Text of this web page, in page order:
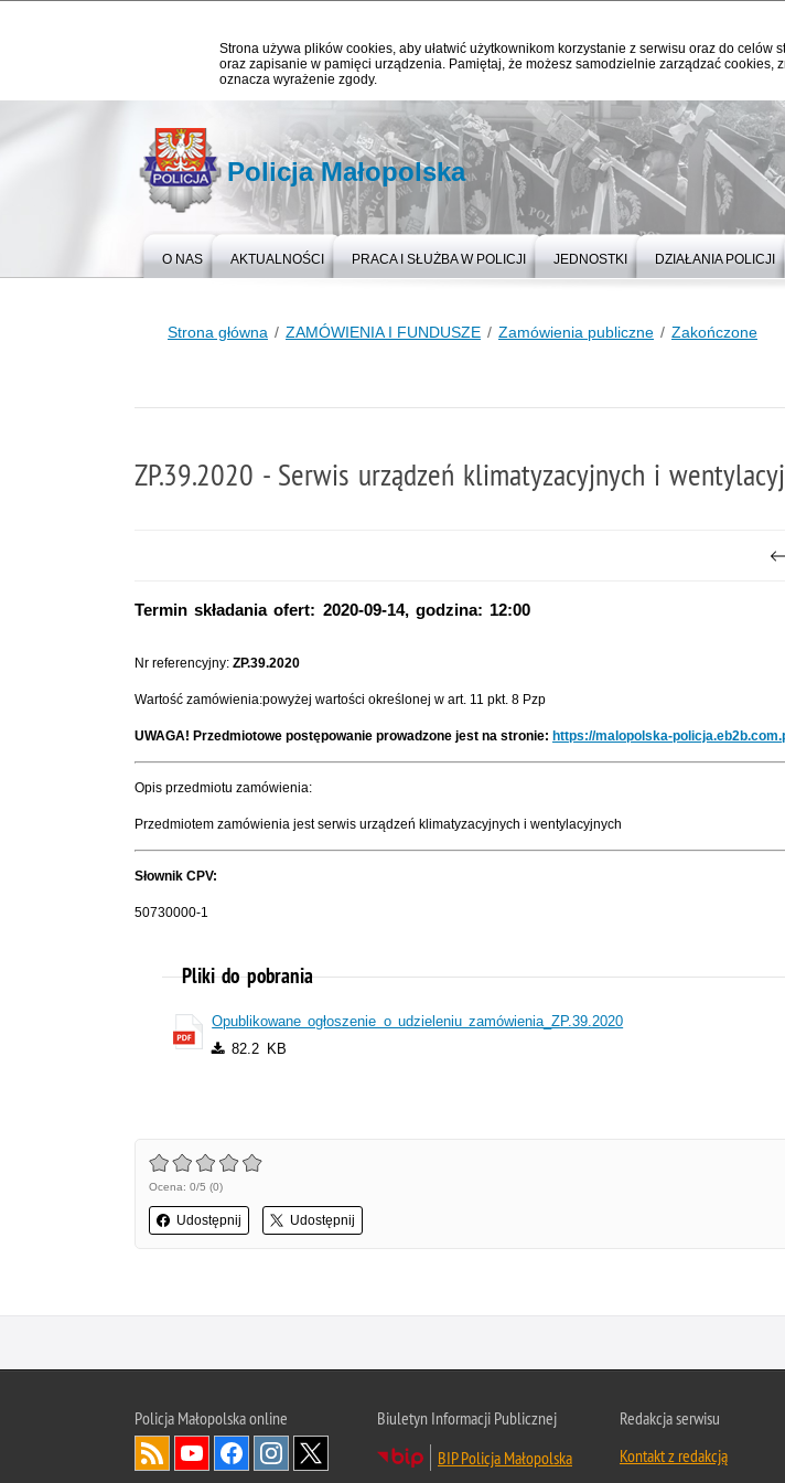
Strona używa plików cookies, aby ułatwić użytkownikom korzystanie z serwisu oraz do
oraz zapisanie w pamięci urządzenia. Pamiętaj, że możesz samodzielnie zarządzać
oznacza wyrażenie zgody.
Policja Małopolska
O NAS AKTUALNOŚCI PRACA I SŁUŻBA W POLICJI JEDNOSTKI DZIAŁANIA POLICJI
Strona główna ZAMÓWIENIA I FUNDUSZE Zamówienia publiczne Zakończone
ZP.39.2020 - Serwis urządzeń klimatyzacyjnych i
Termin składania ofert: 2020-09-14, godzina: 12:00
Nr referencyjny: ZP.39.2020
Wartość zamówienia:powyżej wartości określonej w art. 11 pkt. 8 Pzp
UWAGA! Przedmiotowe postępowanie prowadzone jest na stronie: https://malopolska-
Opis przedmiotu zamówienia:
Przedmiotem zamówienia jest serwis urządzeń klimatyzacyjnych i wentylacyjnych
Słownik CPV:
50730000-1
Pliki do pobrania
Opublikowane ogłoszenie o udzieleniu zamówienia_ZP.39.2020
82.2 KB
Ocena: 0/5 (0)
Udostępnij Udostępnij
Policja Małopolska online
Biuletyn Informacji Publicznej
BIP Policja Małopolska
Redakcja serwisu
Kontakt z redakcją